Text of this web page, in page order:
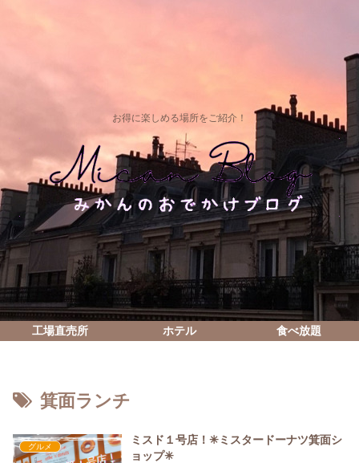
お得に楽しめる場所をご紹介！
工場直売所 ホテル 食べ放題
箕面ランチ
グルメ
ミスド１号店！✳︎ミスタードーナツ箕面シ
ョップ✳︎